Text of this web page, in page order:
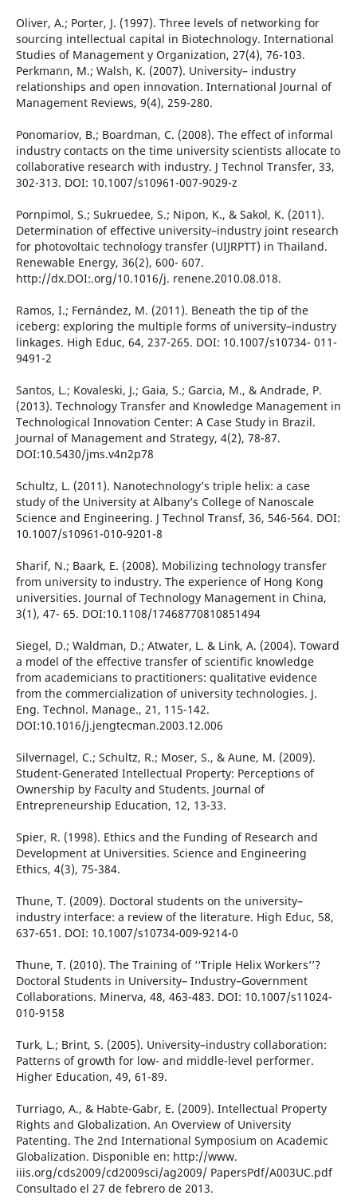
Oliver, A.; Porter, J. (1997). Three levels of networking for
sourcing intellectual capital in Biotechnology. International
Studies of Management y Organization, 27(4), 76-103.
Perkmann, M.; Walsh, K. (2007). University– industry
relationships and open innovation. International Journal of
Management Reviews, 9(4), 259-280.
Ponomariov, B.; Boardman, C. (2008). The effect of informal
industry contacts on the time university scientists allocate to
collaborative research with industry. J Technol Transfer, 33,
302-313. DOI: 10.1007/s10961-007-9029-z
Pornpimol, S.; Sukruedee, S.; Nipon, K., & Sakol, K. (2011).
Determination of effective university–industry joint research
for photovoltaic technology transfer (UIJRPTT) in Thailand.
Renewable Energy, 36(2), 600- 607.
http://dx.DOI:.org/10.1016/j. renene.2010.08.018.
Ramos, I.; Fernández, M. (2011). Beneath the tip of the
iceberg: exploring the multiple forms of university–industry
linkages. High Educ, 64, 237-265. DOI: 10.1007/s10734- 011-
9491-2
Santos, L.; Kovaleski, J.; Gaia, S.; Garcia, M., & Andrade, P.
(2013). Technology Transfer and Knowledge Management in
Technological Innovation Center: A Case Study in Brazil.
Journal of Management and Strategy, 4(2), 78-87.
DOI:10.5430/jms.v4n2p78
Schultz, L. (2011). Nanotechnology’s triple helix: a case
study of the University at Albany’s College of Nanoscale
Science and Engineering. J Technol Transf, 36, 546-564. DOI:
10.1007/s10961-010-9201-8
Sharif, N.; Baark, E. (2008). Mobilizing technology transfer
from university to industry. The experience of Hong Kong
universities. Journal of Technology Management in China,
3(1), 47- 65. DOI:10.1108/17468770810851494
Siegel, D.; Waldman, D.; Atwater, L. & Link, A. (2004). Toward
a model of the effective transfer of scientific knowledge
from academicians to practitioners: qualitative evidence
from the commercialization of university technologies. J.
Eng. Technol. Manage., 21, 115-142.
DOI:10.1016/j.jengtecman.2003.12.006
Silvernagel, C.; Schultz, R.; Moser, S., & Aune, M. (2009).
Student-Generated Intellectual Property: Perceptions of
Ownership by Faculty and Students. Journal of
Entrepreneurship Education, 12, 13-33.
Spier, R. (1998). Ethics and the Funding of Research and
Development at Universities. Science and Engineering
Ethics, 4(3), 75-384.
Thune, T. (2009). Doctoral students on the university–
industry interface: a review of the literature. High Educ, 58,
637-651. DOI: 10.1007/s10734-009-9214-0
Thune, T. (2010). The Training of ‘‘Triple Helix Workers’’?
Doctoral Students in University– Industry–Government
Collaborations. Minerva, 48, 463-483. DOI: 10.1007/s11024-
010-9158
Turk, L.; Brint, S. (2005). University–industry collaboration:
Patterns of growth for low- and middle-level performer.
Higher Education, 49, 61-89.
Turriago, A., & Habte-Gabr, E. (2009). Intellectual Property
Rights and Globalization. An Overview of University
Patenting. The 2nd International Symposium on Academic
Globalization. Disponible en: http://www.
iiis.org/cds2009/cd2009sci/ag2009/ PapersPdf/A003UC.pdf
Consultado el 27 de febrero de 2013.